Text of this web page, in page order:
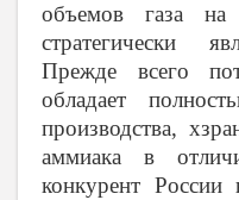
объемов газа на
стратегически
Прежде всего
обладает
производства,
аммиака в
конкурент